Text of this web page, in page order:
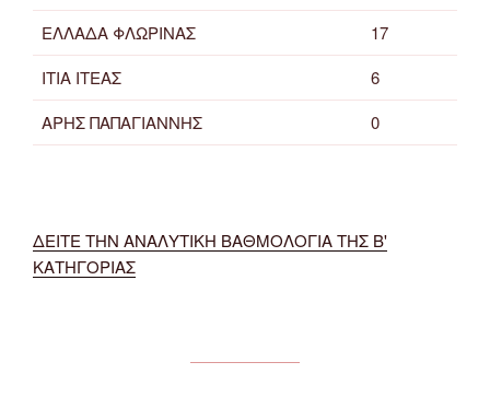
ΕΛΛΑΔΑ ΦΛΩΡΙΝΑΣ
17
ΙΤΙΑ ΙΤΕΑΣ
6
ΑΡΗΣ ΠΑΠΑΓΙΑΝΝΗΣ
0
ΔΕΙΤΕ ΤΗΝ ΑΝΑΛΥΤΙΚΗ ΒΑΘΜΟΛΟΓΙΑ ΤΗΣ Β'
ΚΑΤΗΓΟΡΙΑΣ